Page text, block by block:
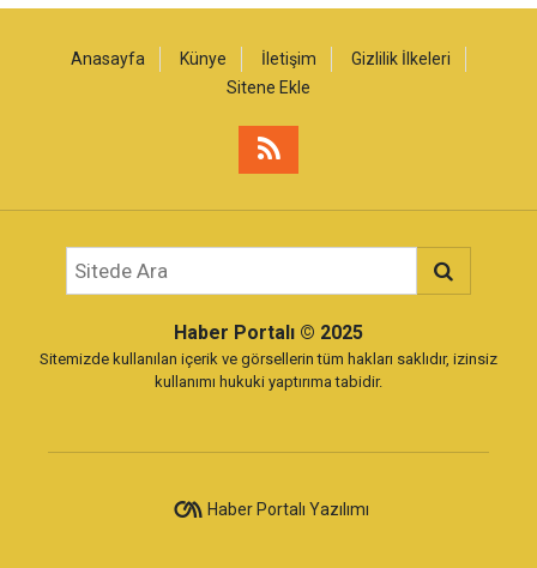
Anasayfa Künye İletişim
Gizlilik İlkeleri
Sitene Ekle
Haber Portalı © 2025
Sitemizde kullanılan içerik ve görsellerin tüm hakları saklıdır, izinsiz
kullanımı hukuki yaptırıma tabidir.
Haber Portalı Yazılımı